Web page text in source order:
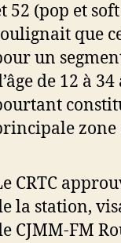
52 (pop et
que
un
de 12 à
zone
CRTC
la station,
CJMM-FM